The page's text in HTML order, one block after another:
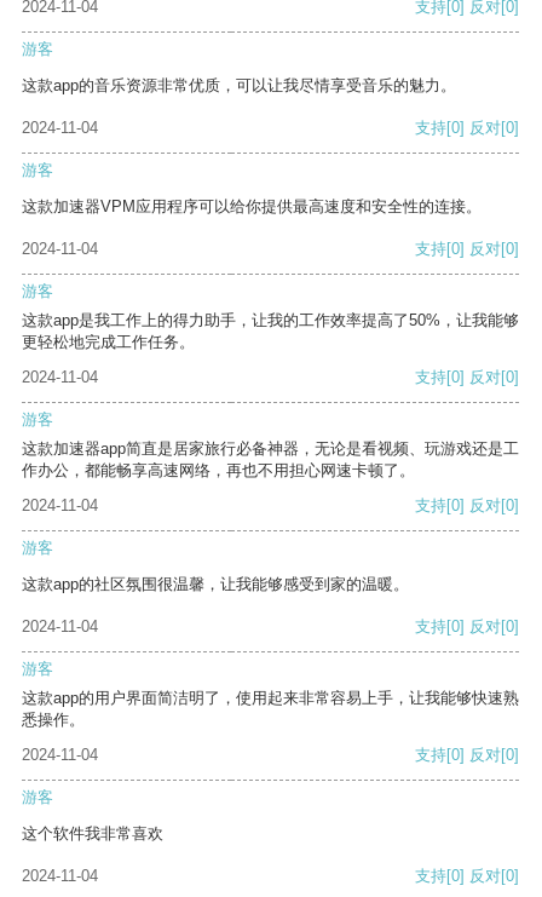
2024-11-04 支持[0] 反对[0]
游客
这款app的音乐资源非常优质，可以让我尽情享受音乐的魅力。
2024-11-04 支持[0] 反对[0]
游客
这款加速器VPM应用程序可以给你提供最高速度和安全性的连接。
2024-11-04 支持[0] 反对[0]
游客
这款app是我工作上的得力助手，让我的工作效率提高了50%，让我能够
更轻松地完成工作任务。
2024-11-04
支持[0] 反对[0]
游客
这款加速器app简直是居家旅行必备神器，无论是看视频、玩游戏还是工
作办公，都能畅享高速网络，再也不用担心网速卡顿了。
2024-11-04
支持[0] 反对[0]
游客
这款app的社区氛围很温馨，让我能够感受到家的温暖。
2024-11-04 支持[0] 反对[0]
游客
这款app的用户界面简洁明了，使用起来非常容易上手，让我能够快速熟
悉操作。
2024-11-04
支持[0] 反对[0]
游客
这个软件我非常喜欢
2024-11-04 支持[0] 反对[0]